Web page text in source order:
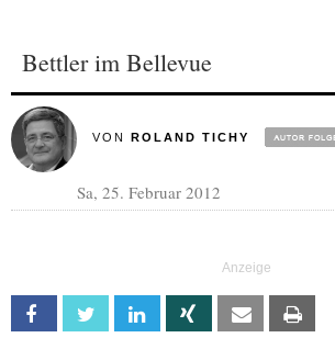
Bettler im Bellevue
VON ROLAND TICHY
Sa, 25. Februar 2012
Facebook Twitter Linkedin Xing Email